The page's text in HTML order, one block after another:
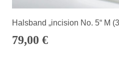
Halsband „incision No. 5“ M
79,00 €